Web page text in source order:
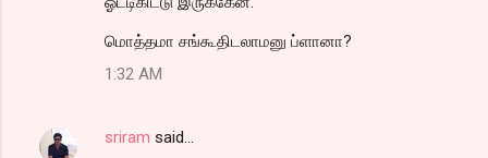
மொத்தமா சங்கூதிடலாமனு ப்ளானா?
1:32 AM
sriram said…